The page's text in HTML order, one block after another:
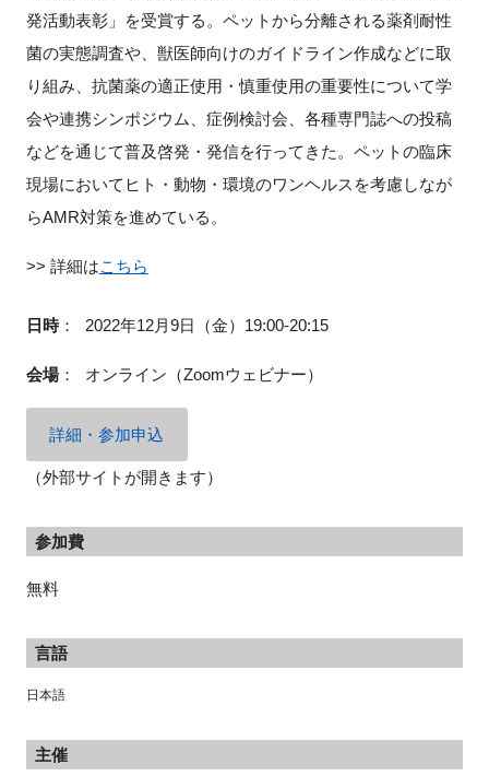
発活動表彰」を受賞する。ペットから分離される薬剤耐性
菌の実態調査や、獣医師向けのガイドライン作成などに取
り組み、抗菌薬の適正使用・慎重使用の重要性について学
会や連携シンポジウム、症例検討会、各種専門誌への投稿
などを通じて普及啓発・発信を行ってきた。ペットの臨床
現場においてヒト・動物・環境のワンヘルスを考慮しなが
らAMR対策を進めている。
>> 詳細はこちら
日時： 2022年12月9日（金）19:00-20:15
会場： オンライン（Zoomウェビナー）
詳細・参加申込
（外部サイトが開きます）
参加費
無料
言語
日本語
主催